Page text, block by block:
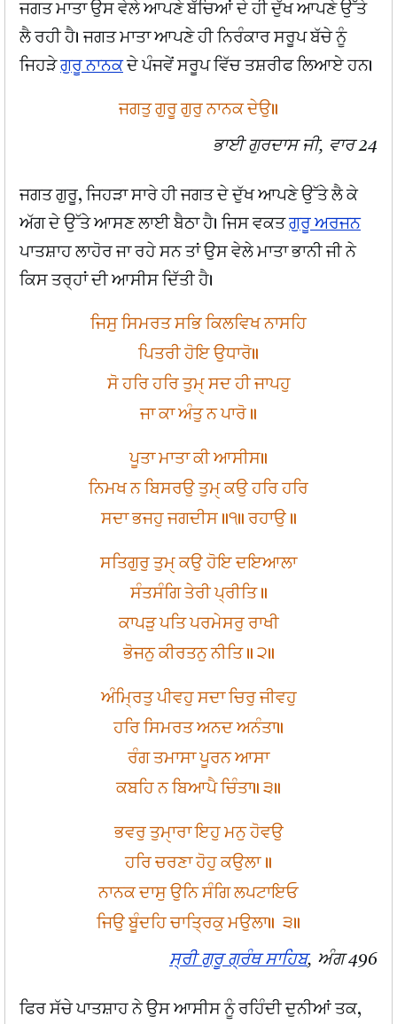
ਜਗਤ ਮਾਤਾ ਉਸ ਵੇਲੇ ਆਪਣੇ ਬੱਚਿਆਂ ਦੇ ਹੀ ਦੁੱਖ ਆਪਣੇ ਉੱਤੇ
ਲੈ ਰਹੀ ਹੈ। ਜਗਤ ਮਾਤਾ ਆਪਣੇ ਹੀ ਨਿਰੰਕਾਰ ਸਰੂਪ ਬੱਚੇ ਨੂੰ
ਜਿਹੜੇਗੁਰੂ ਨਾਨਕਦੇ ਪੰਜਵੇਂ ਸਰੂਪ ਵਿੱਚ ਤਸ਼ਰੀਫ ਲਿਆਏ ਹਨ।
ਜਗਤੁ ਗੁਰੂ ਗੁਰੁ ਨਾਨਕ ਦੇਉ॥
ਭਾਈ ਗੁਰਦਾਸ ਜੀ, ਵਾਰ 24
ਜਗਤ ਗੁਰੂ, ਜਿਹੜਾ ਸਾਰੇ ਹੀ ਜਗਤ ਦੇ ਦੁੱਖ ਆਪਣੇ ਉੱਤੇ ਲੈ ਕੇ
ਅੱਗ ਦੇ ਉੱਤੇ ਆਸਣ ਲਾਈ ਬੈਠਾ ਹੈ। ਜਿਸ ਵਕਤਗੁਰੂ ਅਰਜਨ
ਪਾਤਸ਼ਾਹ ਲਾਹੋਰ ਜਾ ਰਹੇ ਸਨ ਤਾਂ ਉਸ ਵੇਲੇ ਮਾਤਾ ਭਾਨੀ ਜੀ ਨੇ
ਕਿਸ ਤਰ੍ਹਾਂ ਦੀ ਆਸੀਸ ਦਿੱਤੀ ਹੈ।
ਜਿਸੁ ਸਿਮਰਤ ਸਭਿ ਕਿਲਵਿਖ ਨਾਸਹਿ
ਪਿਤਰੀ ਹੋਇ ਉਧਾਰੋ॥
ਸੋ ਹਰਿ ਹਰਿ ਤੁਮੑ ਸਦ ਹੀ ਜਾਪਹੁ
ਜਾ ਕਾ ਅੰਤੁ ਨ ਪਾਰੋ ॥
ਪੂਤਾ ਮਾਤਾ ਕੀ ਆਸੀਸ॥
ਨਿਮਖ ਨ ਬਿਸਰਉ ਤੁਮੑ ਕਉ ਹਰਿ ਹਰਿ
ਸਦਾ ਭਜਹੁ ਜਗਦੀਸ ॥੧॥ ਰਹਾਉ ॥
ਸਤਿਗੁਰੁ ਤੁਮੑ ਕਉ ਹੋਇ ਦਇਆਲਾ
ਸੰਤਸੰਗਿ ਤੇਰੀ ਪ੍ਰੀਤਿ ॥
ਕਾਪੜੁ ਪਤਿ ਪਰਮੇਸਰੁ ਰਾਖੀ
ਭੋਜਨੁ ਕੀਰਤਨੁ ਨੀਤਿ ॥ ੨॥
ਅੰਮ੍ਰਿਤੁ ਪੀਵਹੁ ਸਦਾ ਚਿਰੁ ਜੀਵਹੁ
ਹਰਿ ਸਿਮਰਤ ਅਨਦ ਅਨੰਤਾ॥
ਰੰਗ ਤਮਾਸਾ ਪੂਰਨ ਆਸਾ
ਕਬਹਿ ਨ ਬਿਆਪੈ ਚਿੰਤਾ॥ ੩॥
ਭਵਰੁ ਤੁਮੑਾਰਾ ਇਹੁ ਮਨੁ ਹੋਵਉ
ਹਰਿ ਚਰਣਾ ਹੋਹੁ ਕਉਲਾ ॥
ਨਾਨਕ ਦਾਸੁ ਉਨਿ ਸੰਗਿ ਲਪਟਾਇਓ
ਜਿਉ ਬੂੰਦਹਿ ਚਾਤ੍ਰਿਕੁ ਮਉਲਾ॥ ੩॥
ਸ੍ਰੀ ਗੁਰੂ ਗ੍ਰੰਥ ਸਾਹਿਬ, ਅੰਗ 496
ਫਿਰ ਸੱਚੇ ਪਾਤਸ਼ਾਹ ਨੇ ਉਸ ਆਸੀਸ ਨੂੰ ਰਹਿੰਦੀ ਦੁਨੀਆਂ ਤਕ,